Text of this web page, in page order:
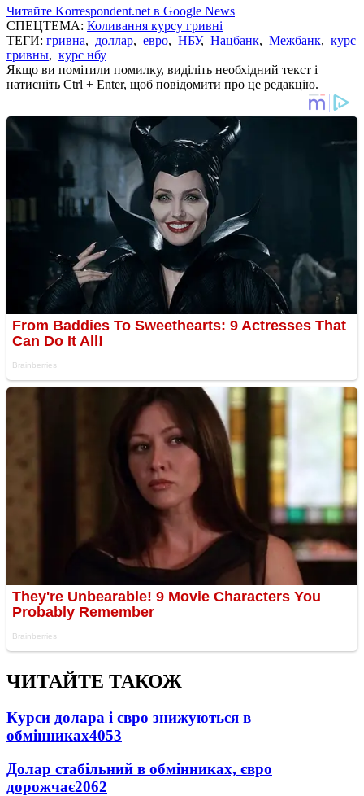
Читайте Korrespondent.net в Google News
СПЕЦТЕМА: Коливання курсу гривні
ТЕГИ: гривна, доллар, евро, НБУ, Нацбанк, Межбанк, курс
гривны, курс нбу
Якщо ви помітили помилку, виділіть необхідний текст і
натисніть Ctrl + Enter, щоб повідомити про це редакцію.
ЧИТАЙТЕ ТАКОЖ
Курси долара і євро знижуються в
обмінниках4053
Долар стабільний в обмінниках, євро
дорожчає2062